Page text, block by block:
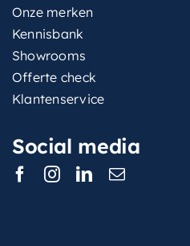
Onze merken
Kennisbank
Showrooms
Offerte check
Klantenservice
Social media